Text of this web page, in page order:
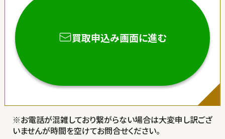
買取申込み画面に進む
お電話が混雑しており繋がらない場合は大変申し訳ござ
いませんが時間を空けてお問合せください。